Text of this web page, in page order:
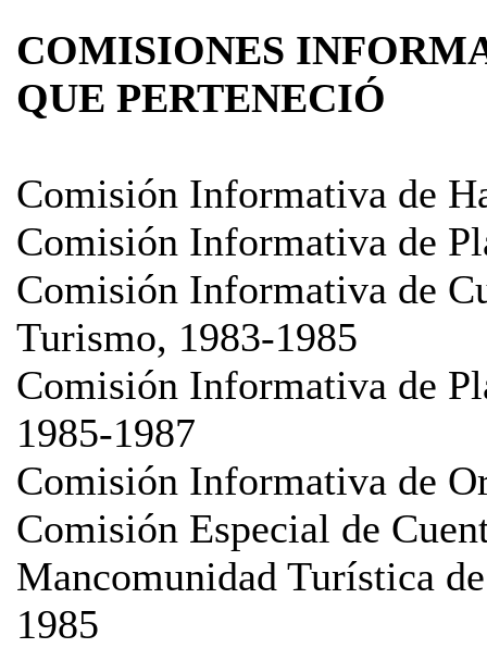
COMISIONES
QUE PERTENECIÓ
Comisión Informativa de
Comisión Informativa de
Comisión Informativa de
Turismo, 1983-1985
Comisión Informativa de
1985-1987
Comisión Informativa de
Comisión Especial de
Mancomunidad Turística
1985